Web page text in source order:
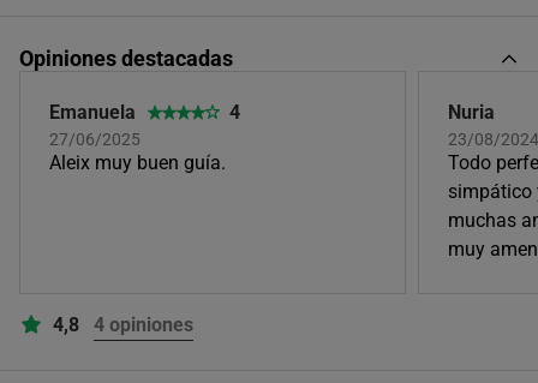
17
18 19 20
24
25 26 27
31
Único horario disponible
Opiniones destacadas
Emanuela
27/06/2025
4
Aleix muy buen guía.
Nuria
23/08/2024
Todo
simpático
muchas
muy
4,8 4 opiniones